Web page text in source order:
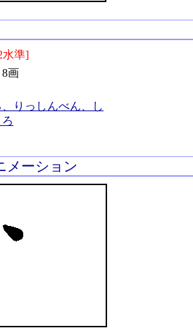
水準]
画
、りっしんべん、し
メーション